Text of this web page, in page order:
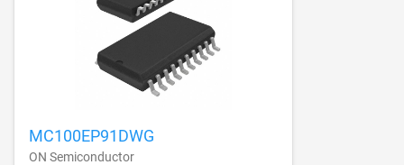
MC100EP91DWG
ON Semiconductor